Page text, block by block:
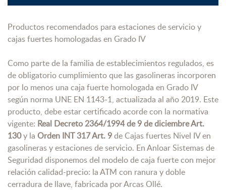
Productos recomendados para estaciones de servicio y
cajas fuertes homologadas en Grado IV
Como parte de la familia de establecimientos regulados, es
de obligatorio cumplimiento que las gasolineras incorporen
por lo menos una caja fuerte homologada en Grado IV
según norma UNE EN 1143-1, actualizada al año 2019. Este
producto, debe estar certificado acorde con la normativa
vigente: Real Decreto 2364/1994 de 9 de diciembre Art.
130y la Orden INT 317 Art. 9de Cajas fuertes Nivel IV en
gasolineras y estaciones de servicio. En Anloar Sistemas de
Seguridad disponemos del modelo de caja fuerte con mejor
relación calidad-precio: la ATM con ranura y doble
cerradura de llave, fabricada por Arcas Ollé.